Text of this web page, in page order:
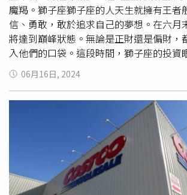
魔羯。獅子座獅子座的人天生就擁有王者
信、勇敢，敢於追求自己的夢想。在六月
將達到巔峰狀態。無論是正財還是偏財，
入他們的口袋。這段時間，獅子座的投資
敏銳，他們能夠準確地捕捉市場上的每一
己創造更多的財富。此外，獅子座的人脈
揮巨大的作用，他們的朋友和合作夥伴將
機會和資源，幫助他們攀登事業的高峰。
以細心、謹慎著稱，他們對待工作和生活
任感。在六月末，處女座的財運將迎來一
努力和付出將得到豐厚的回報，無論是工
益都將大幅增長。此外，處女座在這段時
一些意外的財富，比如中獎、繼承遺產等
06月16日, 2024